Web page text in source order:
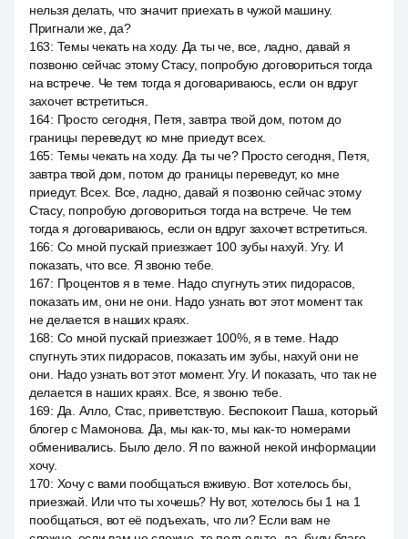
нельзя делать, что значит приехать в чужой машину.
Пригнали же, да?
163: Темы чекать на ходу. Да ты че, все, ладно, давай я
позвоню сейчас этому Стасу, попробую договориться тогда
на встрече. Че тем тогда я договариваюсь, если он вдруг
захочет встретиться.
164: Просто сегодня, Петя, завтра твой дом, потом до
границы переведут, ко мне приедут всех.
165: Темы чекать на ходу. Да ты че? Просто сегодня, Петя,
завтра твой дом, потом до границы переведут, ко мне
приедут. Всех. Все, ладно, давай я позвоню сейчас этому
Стасу, попробую договориться тогда на встрече. Че тем
тогда я договариваюсь, если он вдруг захочет встретиться.
166: Со мной пускай приезжает 100 зубы нахуй. Угу. И
показать, что все. Я звоню тебе.
167: Процентов я в теме. Надо спугнуть этих пидорасов,
показать им, они не они. Надо узнать вот этот момент так
не делается в наших краях.
168: Со мной пускай приезжает 100%, я в теме. Надо
спугнуть этих пидорасов, показать им зубы, нахуй они не
они. Надо узнать вот этот момент. Угу. И показать, что так не
делается в наших краях. Все, я звоню тебе.
169: Да. Алло, Стас, приветствую. Беспокоит Паша, который
блогер с Мамонова. Да, мы как-то, мы как-то номерами
обменивались. Было дело. Я по важной некой информации
хочу.
170: Хочу с вами пообщаться вживую. Вот хотелось бы,
приезжай. Или что ты хочешь? Ну вот, хотелось бы 1 на 1
пообщаться, вот её подъехать, что ли? Если вам не